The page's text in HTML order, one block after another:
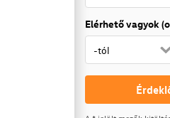
Elérhető vagyok